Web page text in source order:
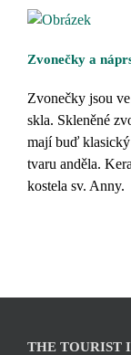
Zvonečky a
Zvonečky jsou
skla. Skleněné
mají buď
tvaru anděla.
kostela sv. Anny.
THE TOURIST